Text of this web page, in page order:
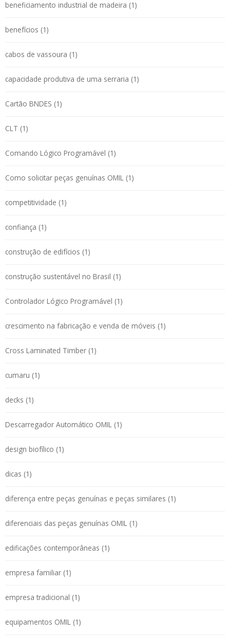
beneficiamento industrial de madeira (1)
benefícios (1)
cabos de vassoura (1)
capacidade produtiva de uma serraria (1)
Cartão BNDES (1)
CLT (1)
Comando Lógico Programável (1)
Como solicitar peças genuínas OMIL (1)
competitividade (1)
confiança (1)
construção de edifícios (1)
construção sustentável no Brasil (1)
Controlador Lógico Programável (1)
crescimento na fabricação e venda de móveis (1)
Cross Laminated Timber (1)
cumaru (1)
decks (1)
Descarregador Automático OMIL (1)
design biofílico (1)
dicas (1)
diferença entre peças genuínas e peças similares (1)
diferenciais das peças genuínas OMIL (1)
edificações contemporâneas (1)
empresa familiar (1)
empresa tradicional (1)
equipamentos OMIL (1)